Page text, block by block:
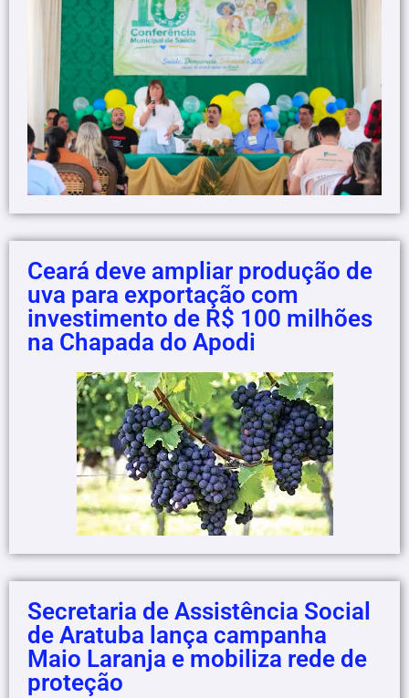
Ceará deve ampliar produção de
uva para exportação com
investimento de R$ 100 milhões
na Chapada do Apodi
Secretaria de Assistência Social
de Aratuba lança campanha
Maio Laranja e mobiliza rede de
proteção